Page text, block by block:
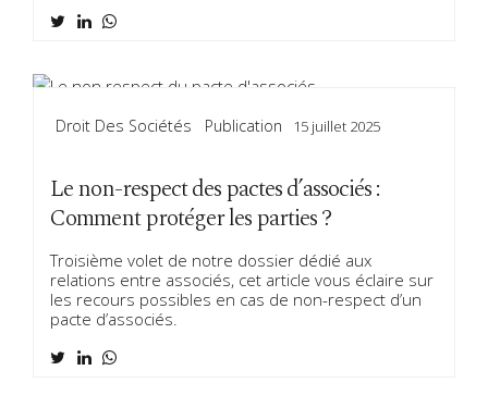
Droit Des Sociétés Publication 15 juillet 2025
Le non-respect des pactes d’associés :
Comment protéger les parties ?
Troisième volet de notre dossier dédié aux
relations entre associés, cet article vous éclaire sur
les recours possibles en cas de non-respect d’un
pacte d’associés.